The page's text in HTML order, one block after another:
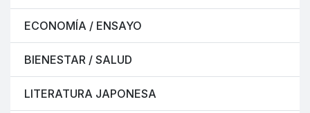
ECONOMÍA / ENSAYO
BIENESTAR / SALUD
LITERATURA JAPONESA